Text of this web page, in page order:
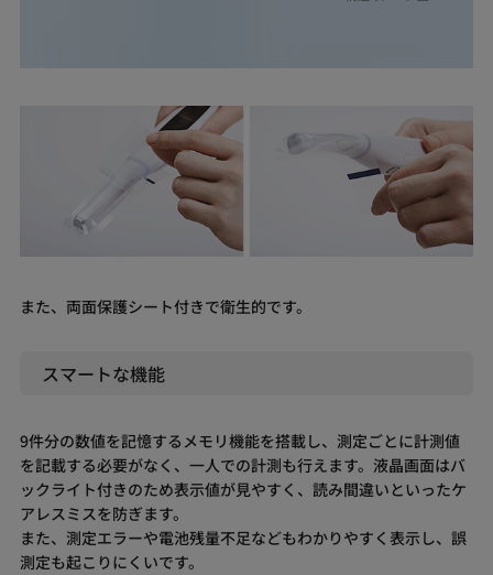
また、両面保護シート付きで衛生的です。
スマートな機能
9件分の数値を記憶するメモリ機能を搭載し、測定ごとに計測値
を記載する必要がなく、一人での計測も行えます。液晶画面はバ
ックライト付きのため表示値が見やすく、読み間違いといったケ
アレスミスを防ぎます。
また、測定エラーや電池残量不足などもわかりやすく表示し、誤
測定も起こりにくいです。